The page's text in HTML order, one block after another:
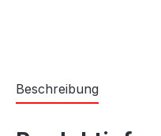
Beschreibung